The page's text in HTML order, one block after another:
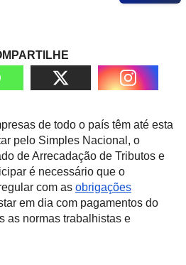
de todo o país têm até esta
pelo Simples Nacional, o
de Arrecadação de Tributos e
é necessário que o
com as obrigações
em dia com pagamentos do
as normas trabalhistas e